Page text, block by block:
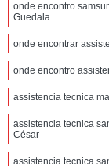
onde encontro
Guedala
onde encontrar
onde encontro
assistencia tecnica
assistencia tecnica
César
assistencia tecnica